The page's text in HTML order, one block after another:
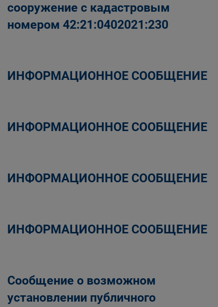
сооружение с кадастровым
номером 42:21:0402021:230
ИНФОРМАЦИОННОЕ СООБЩЕНИЕ
ИНФОРМАЦИОННОЕ СООБЩЕНИЕ
ИНФОРМАЦИОННОЕ СООБЩЕНИЕ
ИНФОРМАЦИОННОЕ СООБЩЕНИЕ
Сообщение о возможном
установлении публичного